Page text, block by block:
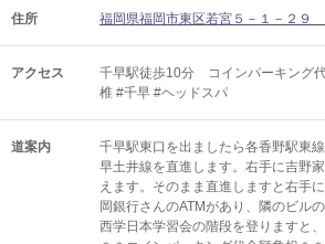
住所 福岡県福岡市東区若宮５－１－２９
アクセス
千早駅徒歩10分 コインパーキン
椎 #千早 #ヘッドスパ
道案内
千早駅東口を出ましたら各香野駅東
早土井線を直進します。右手に吉野
えます。そのまま直進しますと右手
岡銀行さんのATMがあり、隣のビル
西学日本学習会の階段を登りますと